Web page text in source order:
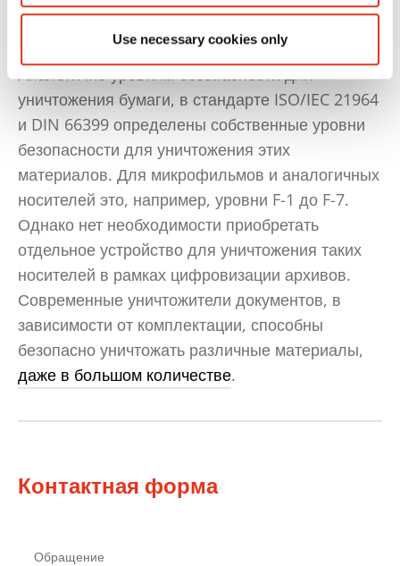
Use necessary cookies only
соответствии с требованиями GDPR, если они
содержат конфиденциальные данные.
Аналогично уровням безопасности для
уничтожения бумаги, в стандарте ISO/IEC 21964
и DIN 66399 определены собственные уровни
безопасности для уничтожения этих
материалов. Для микрофильмов и аналогичных
носителей это, например, уровни F-1 до F-7.
Однако нет необходимости приобретать
отдельное устройство для уничтожения таких
носителей в рамках цифровизации архивов.
Современные уничтожители документов, в
зависимости от комплектации, способны
безопасно уничтожать различные материалы,
даже в большом количестве.
Контактная форма
Обращение